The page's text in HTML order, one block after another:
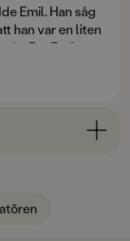
Emil. Han såg
han var en liten
För Emil var